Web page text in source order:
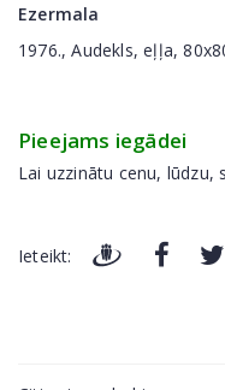
Ezermala
1976., Audekls, eļļa,
Pieejams iegādei
Lai uzzinātu cenu, lūdzu,
Ieteikt: